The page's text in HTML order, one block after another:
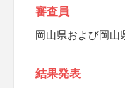
審査員
岡山県および岡山
結果発表